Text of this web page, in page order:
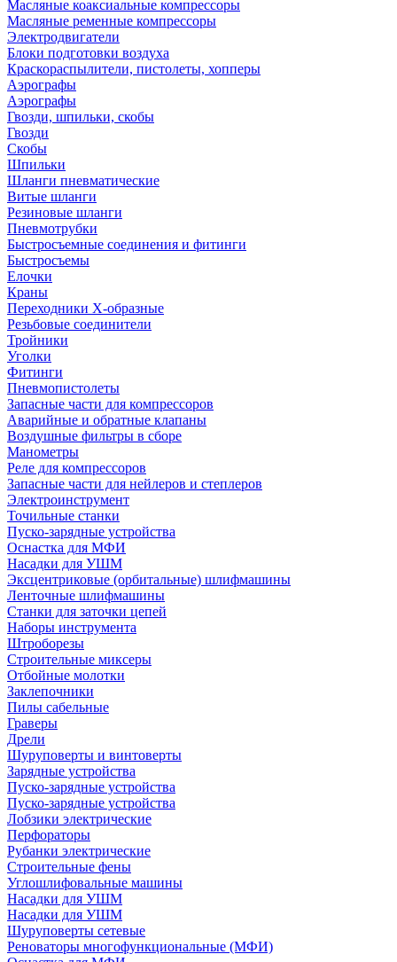
Масляные коаксиальные компрессоры
Масляные ременные компрессоры
Электродвигатели
Блоки подготовки воздуха
Краскораспылители, пистолеты, хопперы
Аэрографы
Аэрографы
Гвозди, шпильки, скобы
Гвозди
Скобы
Шпильки
Шланги пневматические
Витые шланги
Резиновые шланги
Пневмотрубки
Быстросъемные соединения и фитинги
Быстросъемы
Елочки
Краны
Переходники Х-образные
Резьбовые соединители
Тройники
Уголки
Фитинги
Пневмопистолеты
Запасные части для компрессоров
Аварийные и обратные клапаны
Воздушные фильтры в сборе
Манометры
Реле для компрессоров
Запасные части для нейлеров и степлеров
Электроинструмент
Точильные станки
Пуско-зарядные устройства
Оснастка для МФИ
Насадки для УШМ
Эксцентриковые (орбитальные) шлифмашины
Ленточные шлифмашины
Станки для заточки цепей
Наборы инструмента
Штроборезы
Строительные миксеры
Отбойные молотки
Заклепочники
Пилы сабельные
Граверы
Дрели
Шуруповерты и винтоверты
Зарядные устройства
Пуско-зарядные устройства
Пуско-зарядные устройства
Лобзики электрические
Перфораторы
Рубанки электрические
Строительные фены
Углошлифовальные машины
Насадки для УШМ
Насадки для УШМ
Шуруповерты сетевые
Реноваторы многофункциональные (МФИ)